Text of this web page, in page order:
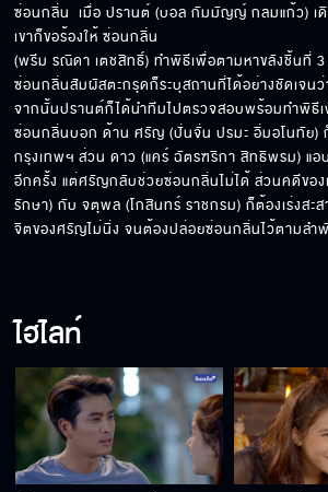
กูจะทำให้ซ่อนชอบกูให้ได้
ฉันอยากให้แกช่วยตาม
ไม่ต้องห่วงนะ จะดูแล ซ่อ
จัดการห้องเก็บวิญญาณ
ซ่อนกลิ่น  เมื่อ ปรานต์ (บอล กัมมัญญ์ กลมแก้ว) เ
เขาก็ขอร้องให้ ซ่อนกลิ่น
(พรีม รณิดา เตชสิทธิ์) ทำพิธีเพื่อตามหาขลังชิ้นที่
ซ่อนกลิ่นสัมผัสตะกรุดก็ระบุสถานที่ได้อย่างชัดเจนว่
จากนั้นปรานต์ก็ได้นำทีมไปตรวจสอบพร้อมทำพิธีเ
ซ่อนกลิ่นบอก ด้าน ศรัญ (ปั่นจั่น ปรมะ อิ่มอโนทัย)
กรุงเทพฯ ส่วน ดาว (แคร์ ฉัตรฑริกา สิทธิพรม) แ
อีกครั้ง แต่ศรัญกลับช่วยซ่อนกลิ่นไม่ได้ ส่วนคดีของ
รักษา) กับ จตุพล (โกสินทร์ ราชกรม) ก็ต้องเร่งสะสา
จิตของศรัญไม่นิ่ง จนต้องปล่อยซ่อนกลิ่นไว้ตามลำ
ไฮไลท์